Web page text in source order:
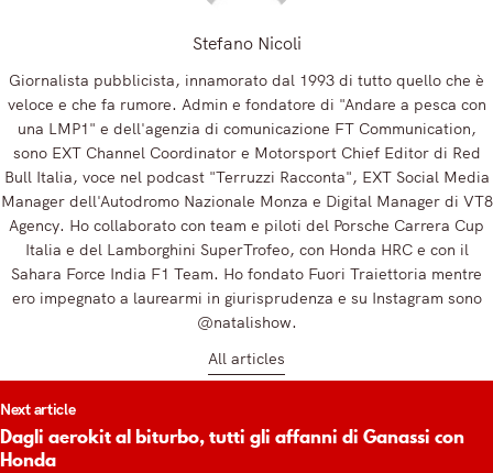
Stefano Nicoli
Giornalista pubblicista, innamorato dal 1993 di tutto quello che è
veloce e che fa rumore. Admin e fondatore di "Andare a pesca con
una LMP1" e dell'agenzia di comunicazione FT Communication,
sono EXT Channel Coordinator e Motorsport Chief Editor di Red
Bull Italia, voce nel podcast "Terruzzi Racconta", EXT Social Media
Manager dell'Autodromo Nazionale Monza e Digital Manager di VT8
Agency. Ho collaborato con team e piloti del Porsche Carrera Cup
Italia e del Lamborghini SuperTrofeo, con Honda HRC e con il
Sahara Force India F1 Team. Ho fondato Fuori Traiettoria mentre
ero impegnato a laurearmi in giurisprudenza e su Instagram sono
@natalishow.
All articles
Next article
Dagli aerokit al biturbo, tutti gli affanni di Ganassi con
Honda